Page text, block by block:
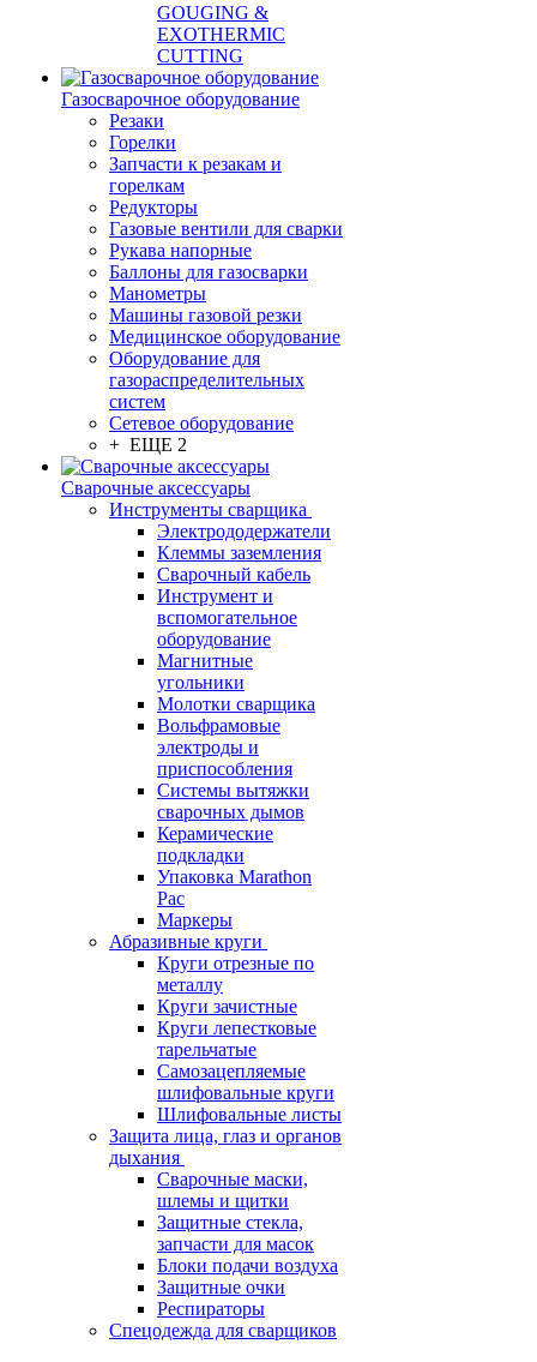
GOUGING &
EXOTHERMIC
CUTTING
Газосварочное оборудование
Резаки
Горелки
Запчасти к резакам и
горелкам
Редукторы
Газовые вентили для сварки
Рукава напорные
Баллоны для газосварки
Манометры
Машины газовой резки
Медицинское оборудование
Оборудование для
газораспределительных
систем
Сетевое оборудование
+ ЕЩЕ 2
Сварочные аксессуары
Инструменты сварщика
Электрододержатели
Клеммы заземления
Сварочный кабель
Инструмент и
вспомогательное
оборудование
Магнитные
угольники
Молотки сварщика
Вольфрамовые
электроды и
приспособления
Системы вытяжки
сварочных дымов
Керамические
подкладки
Упаковка Marathon
Pac
Маркеры
Абразивные круги
Круги отрезные по
металлу
Круги зачистные
Круги лепестковые
тарельчатые
Самозацепляемые
шлифовальные круги
Шлифовальные листы
Защита лица, глаз и органов
дыхания
Сварочные маски,
шлемы и щитки
Защитные стекла,
запчасти для масок
Блоки подачи воздуха
Защитные очки
Респираторы
Спецодежда для сварщиков